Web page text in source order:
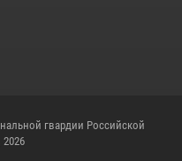
гвардии Российской